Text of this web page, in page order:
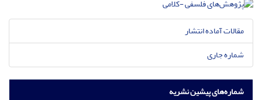
مقالات آماده انتشار
شماره جاری
شماره‌های پیشین نشریه